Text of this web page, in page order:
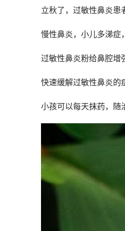
立秋了，过敏性鼻炎患
慢性鼻炎，小儿多涕症
过敏性鼻炎粉给鼻腔增
快速缓解过敏性鼻炎的
小孩可以每天抹药，随